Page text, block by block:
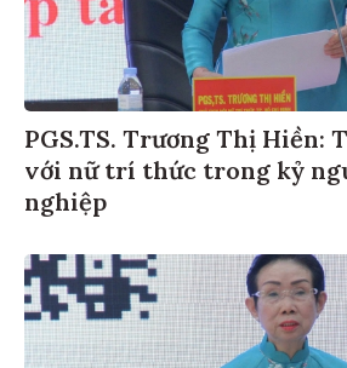
PGS.TS. Trương Thị Hiền:
với nữ trí thức trong kỷ
nghiệp